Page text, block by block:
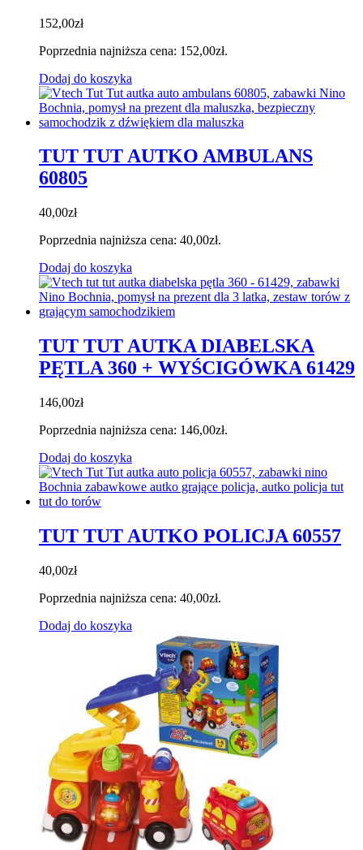
152,00zł
Poprzednia najniższa cena: 152,00zł.
Dodaj do koszyka
TUT TUT AUTKO AMBULANS
60805
40,00zł
Poprzednia najniższa cena: 40,00zł.
Dodaj do koszyka
TUT TUT AUTKA DIABELSKA
PĘTLA 360 + WYŚCIGÓWKA 61429
146,00zł
Poprzednia najniższa cena: 146,00zł.
Dodaj do koszyka
TUT TUT AUTKO POLICJA 60557
40,00zł
Poprzednia najniższa cena: 40,00zł.
Dodaj do koszyka